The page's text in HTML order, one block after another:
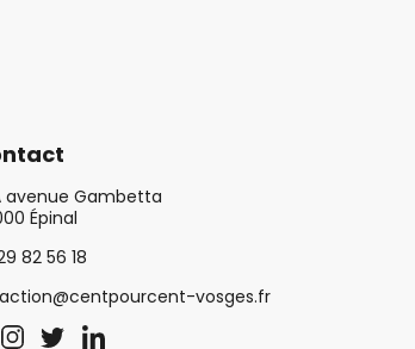
avenue Gambetta
Épinal
82 56 18
vosges.fr